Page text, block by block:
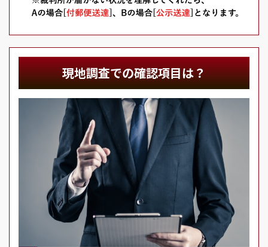
現地調査での確認項目は？